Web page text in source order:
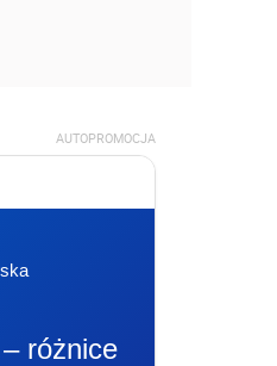
AUTOPROMOCJA
– różnice